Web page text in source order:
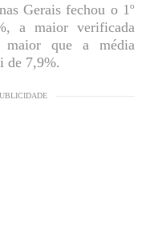
Gerais fechou o 1º
a maior verificada
maior que a média
de 7,9%.